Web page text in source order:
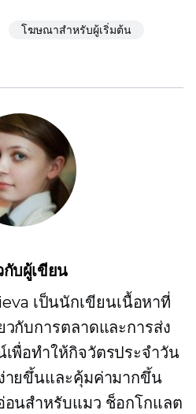
โฆษณาสำหรับผู้เริ่มต้น
กับผู้เขียน
เป็นนักเขียนเนื้อหาที่
วกับการตลาดและการส่ง
พื่อทำให้กิจวัตรประจำวัน
ายขึ้นและคุ้มค่ามากขึ้น
อนสำหรับแมว ช็อกโกแลต